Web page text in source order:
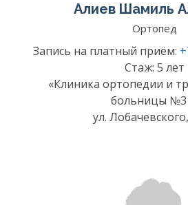
Алиев Шамиль
Ортопед
Запись на платный приём:
Стаж: 5 лет
«Клиника ортопедии и
больницы
ул.